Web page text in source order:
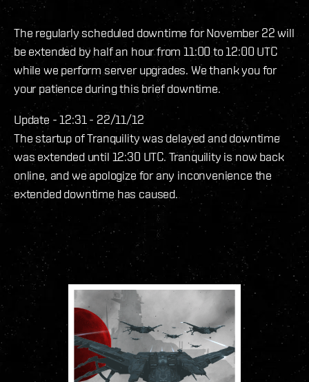
The regularly scheduled downtime for November 22 will
be extended by half an hour from 11:00 to 12:00 UTC
while we perform server upgrades. We thank you for
your patience during this brief downtime.
Update - 12:31 - 22/11/12
The startup of Tranquility was delayed and downtime
was extended until 12:30 UTC. Tranquility is now back
online, and we apologize for any inconvenience the
extended downtime has caused.